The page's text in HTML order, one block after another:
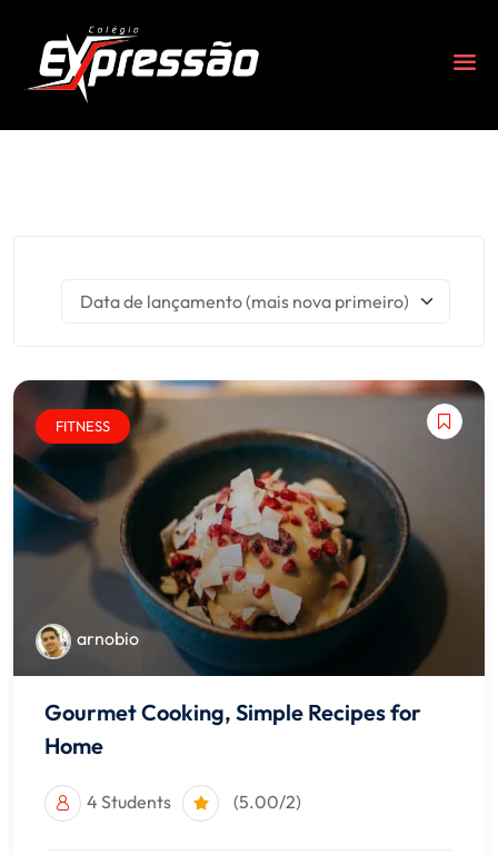
Data de lançamento (mais nova primeiro)
FITNESS
arnobio
Gourmet Cooking, Simple Recipes for
Home
4 Students (5.00/2)